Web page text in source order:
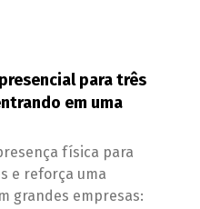
para três
em uma
física para
e reforça uma
grandes empresas: